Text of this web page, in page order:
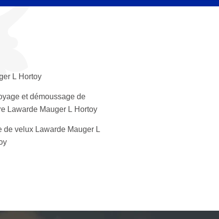
L Hortoy
et démoussage de
Lawarde Mauger L Hortoy
de velux Lawarde Mauger L